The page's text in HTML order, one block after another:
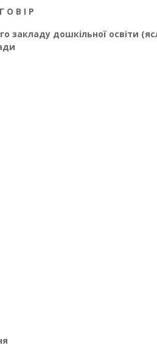
О В І Р
закладу дошкільної освіти